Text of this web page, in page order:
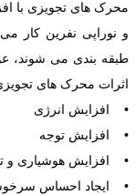
محرک های تجویزی با
و نوراپی نفرین کار می
طبقه بندی می شوند،
اثرات محرک های
• افزایش انرژی
• افزایش توجه
• افزایش هوشیاری و
• ایجاد احساس